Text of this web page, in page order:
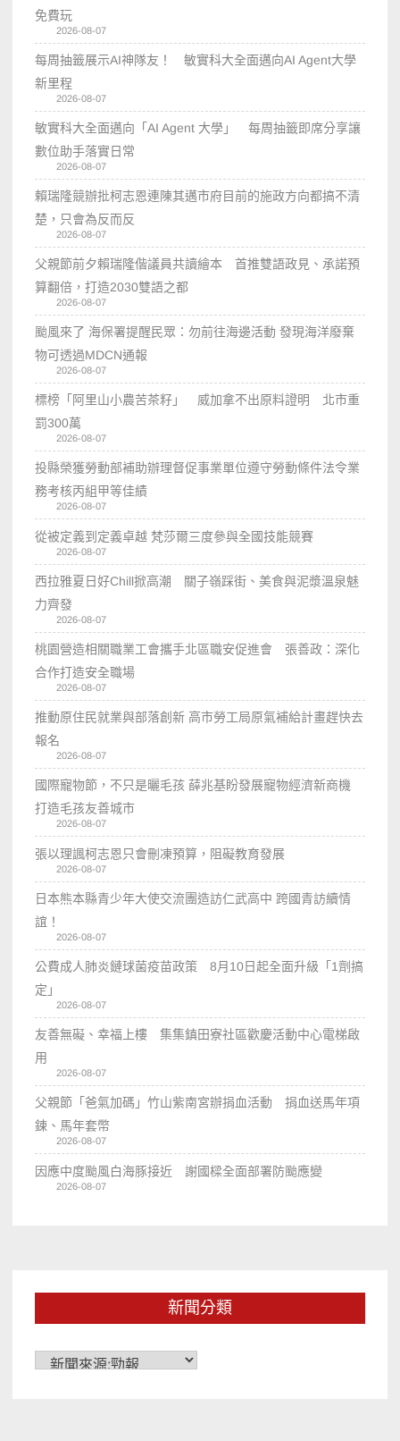
免費玩
2026-08-07
每周抽籤展示AI神隊友！ 敏實科大全面邁向AI Agent大學
新里程
2026-08-07
敏實科大全面邁向「AI Agent 大學」 每周抽籤即席分享讓
數位助手落實日常
2026-08-07
賴瑞隆競辦批柯志恩連陳其邁市府目前的施政方向都搞不清
楚，只會為反而反
2026-08-07
父親節前夕賴瑞隆偕議員共讀繪本 首推雙語政見、承諾預
算翻倍，打造2030雙語之都
2026-08-07
颱風來了 海保署提醒民眾：勿前往海邊活動 發現海洋廢棄
物可透過MDCN通報
2026-08-07
標榜「阿里山小農苦茶籽」 威加拿不出原料證明 北市重
罰300萬
2026-08-07
投縣榮獲勞動部補助辦理督促事業單位遵守勞動條件法令業
務考核丙組甲等佳績
2026-08-07
從被定義到定義卓越 梵莎爾三度參與全國技能競賽
2026-08-07
西拉雅夏日好Chill掀高潮 關子嶺踩街、美食與泥漿溫泉魅
力齊發
2026-08-07
桃園營造相關職業工會攜手北區職安促進會 張善政：深化
合作打造安全職場
2026-08-07
推動原住民就業與部落創新 高市勞工局原氣補給計畫趕快去
報名
2026-08-07
國際寵物節，不只是曬毛孩 薛兆基盼發展寵物經濟新商機
打造毛孩友善城市
2026-08-07
張以理諷柯志恩只會刪凍預算，阻礙教育發展
2026-08-07
日本熊本縣青少年大使交流團造訪仁武高中 跨國青訪續情
誼！
2026-08-07
公費成人肺炎鏈球菌疫苗政策 8月10日起全面升級「1劑搞
定」
2026-08-07
友善無礙、幸福上樓 集集鎮田寮社區歡慶活動中心電梯啟
用
2026-08-07
父親節「爸氣加碼」竹山紫南宮辦捐血活動 捐血送馬年項
鍊、馬年套幣
2026-08-07
因應中度颱風白海豚接近 謝國樑全面部署防颱應變
2026-08-07
新聞分類